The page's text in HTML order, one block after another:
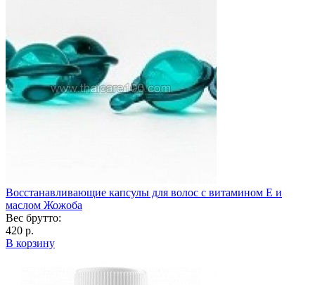
Восстанавливающие капсулы для волос с витамином Е и
маслом Жожоба
Вес брутто:
420 р.
В корзину